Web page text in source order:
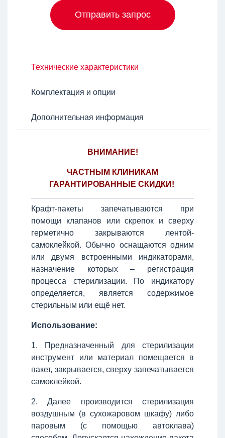
Отправить запрос
Технические характеристики
Комплектация и опции
Дополнительная информация
ВНИМАНИЕ!
ЧАСТНЫМ КЛИНИКАМ
ГАРАНТИРОВАННЫЕ СКИДКИ!
Крафт-пакеты запечатываются при
помощи клапанов или скрепок и сверху
герметично закрываются лентой-
самоклейкой. Обычно оснащаются одним
или двумя встроенными индикаторами,
назначение которых – регистрация
процесса стерилизации. По индикатору
определяется, является содержимое
стерильным или ещё нет.
Использование:
1. Предназначенный для стерилизации
инструмент или материал помещается в
пакет, закрывается, сверху запечатывается
самоклейкой.
2. Далее производится стерилизация
воздушным (в сухожаровом шкафу) либо
паровым (с помощью автоклава)